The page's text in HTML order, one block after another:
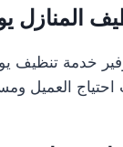
المنازل
خدمة تنظيف
العميل